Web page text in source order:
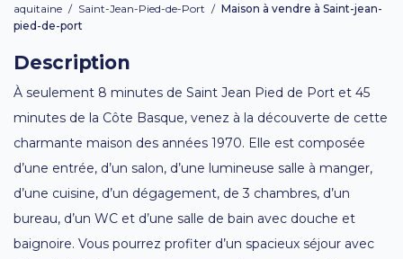
aquitaine / Saint-Jean-Pied-de-Port / Maison à vendre à Saint-jean-
pied-de-port
Description
À seulement 8 minutes de Saint Jean Pied de Port et 45
minutes de la Côte Basque, venez à la découverte de cette
charmante maison des années 1970. Elle est composée
d’une entrée, d’un salon, d’une lumineuse salle à manger,
d’une cuisine, d’un dégagement, de 3 chambres, d’un
bureau, d’un WC et d’une salle de bain avec douche et
baignoire. Vous pourrez profiter d’un spacieux séjour avec